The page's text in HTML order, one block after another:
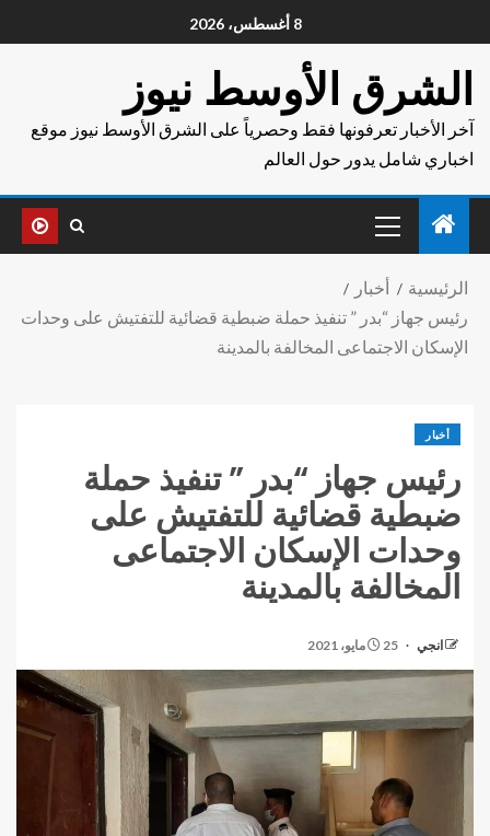
8 أغسطس، 2026
الشرق الأوسط نيوز
آخر الأخبار تعرفونها فقط وحصرياً على الشرق الأوسط نيوز موقع
اخباري شامل يدور حول العالم
الرئيسية
أخبار
رئيس جهاز “بدر ” تنفيذ حملة ضبطية قضائية للتفتيش على وحدات
الإسكان الاجتماعى المخالفة بالمدينة
أخبار
رئيس جهاز “بدر ” تنفيذ حملة
ضبطية قضائية للتفتيش على
وحدات الإسكان الاجتماعى
المخالفة بالمدينة
انجي 25 مايو، 2021